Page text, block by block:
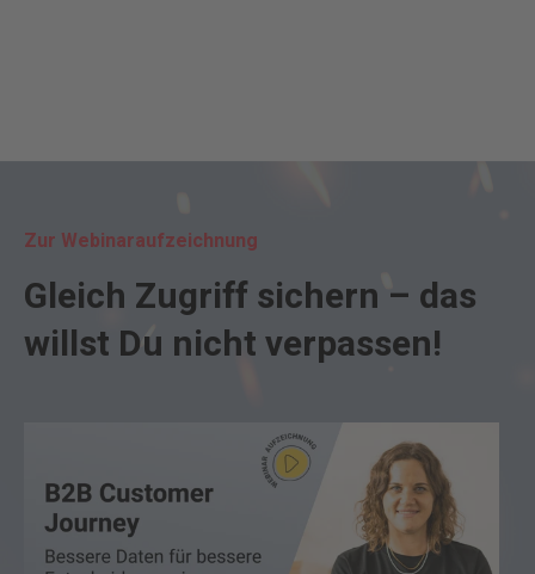
Zur Webinaraufzeichnung
Gleich Zugriff sichern – das
willst Du nicht verpassen!